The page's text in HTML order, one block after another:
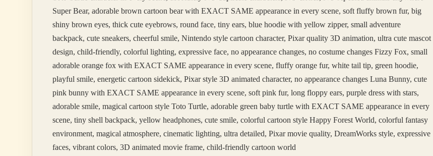
Super Bear, adorable brown cartoon bear with EXACT SAME appearance in every scene, soft fluffy brown fur, big
shiny brown eyes, thick cute eyebrows, round face, tiny ears, blue hoodie with yellow zipper, small adventure
backpack, cute sneakers, cheerful smile, Nintendo style cartoon character, Pixar quality 3D animation, ultra cute mascot
design, child-friendly, colorful lighting, expressive face, no appearance changes, no costume changes Fizzy Fox, small
adorable orange fox with EXACT SAME appearance in every scene, fluffy orange fur, white tail tip, green hoodie,
playful smile, energetic cartoon sidekick, Pixar style 3D animated character, no appearance changes Luna Bunny, cute
pink bunny with EXACT SAME appearance in every scene, soft pink fur, long floppy ears, purple dress with stars,
adorable smile, magical cartoon style Toto Turtle, adorable green baby turtle with EXACT SAME appearance in every
scene, tiny shell backpack, yellow headphones, cute smile, colorful cartoon style Happy Forest World, colorful fantasy
environment, magical atmosphere, cinematic lighting, ultra detailed, Pixar movie quality, DreamWorks style, expressive
faces, vibrant colors, 3D animated movie frame, child-friendly cartoon world